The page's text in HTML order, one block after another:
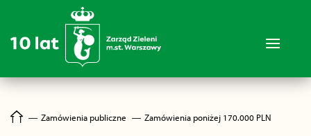
― Zamówienia publiczne ― Zamówienia poniżej 170.000 PLN